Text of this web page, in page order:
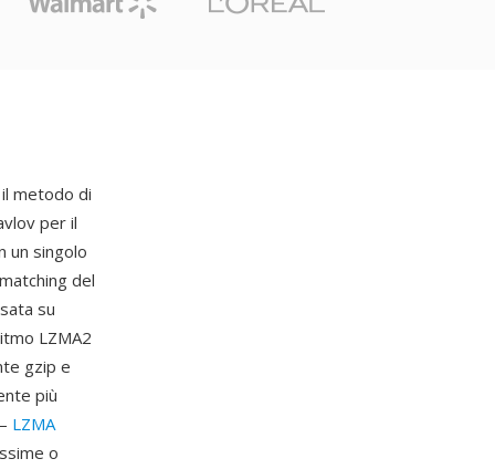
metodo di
per il
un singolo
del
su
LZMA2
gzip e
più
LZMA
o